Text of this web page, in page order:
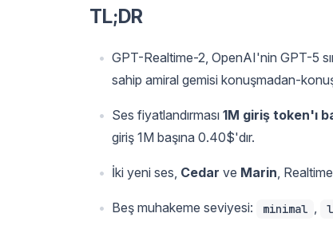
TL;DR
GPT-Realtime-2, OpenAI'nin GPT-5
sahip amiral gemisi konuşmadan-
Ses fiyatlandırması 1M giriş token'ı
giriş 1M başına 0.40$'dır.
İki yeni ses, Cedar ve Marin ,
Beş muhakeme seviyesi: minimal